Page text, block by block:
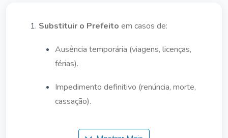
Substituir o Prefeito em casos de:
Ausência temporária (viagens, licenças,
férias).
Impedimento definitivo (renúncia, morte,
cassação).